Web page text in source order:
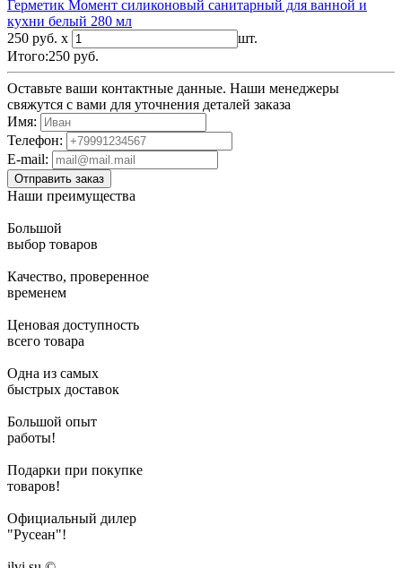
Герметик Момент силиконовый санитарный для ванной и
кухни белый 280 мл
250 руб. x
шт.
Итого:250 руб.
Оставьте ваши контактные данные. Наши менеджеры
свяжутся с вами для уточнения деталей заказа
Имя:
Телефон:
E-mail:
Наши преимущества
Большой
выбор товаров
Качество, проверенное
временем
Ценовая доступность
всего товара
Одна из самых
быстрых доставок
Большой опыт
работы!
Подарки при покупке
товаров!
Официальный дилер
"Русеан"!